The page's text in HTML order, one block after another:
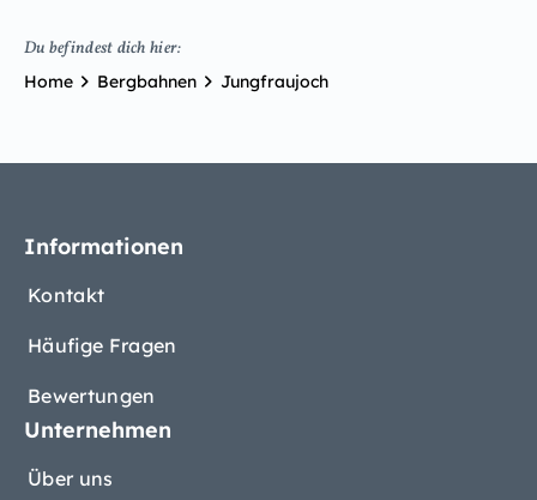
Du befindest dich hier:
Home Bergbahnen Jungfraujoch
Informationen
Kontakt
Häufige Fragen
Bewertungen
Unternehmen
Über uns